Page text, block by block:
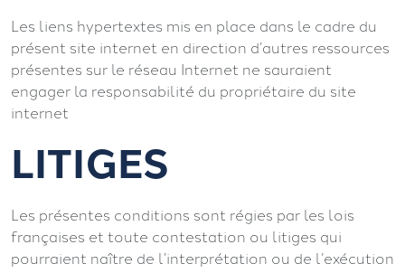
Les liens hypertextes mis en place dans le cadre du
présent site internet en direction d’autres ressources
présentes sur le réseau Internet ne sauraient
engager la responsabilité du propriétaire du site
internet
LITIGES
Les présentes conditions sont régies par les lois
françaises et toute contestation ou litiges qui
pourraient naître de l’interprétation ou de l’exécution